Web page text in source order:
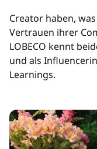
Creator haben,
Vertrauen ihrer
LOBECO kennt
und als
Learnings.